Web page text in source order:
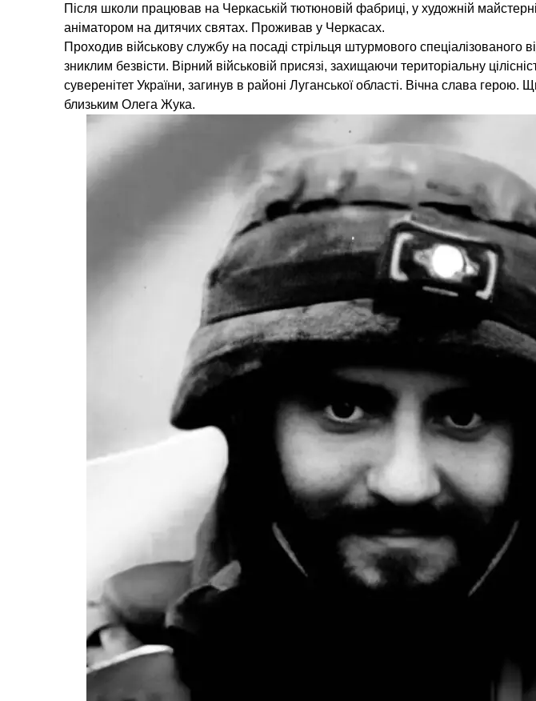
Після школи працював на Черкаській тютюновій фабриці, у художній
аніматором на дитячих святах. Проживав у Черкасах.
Проходив військову службу на посаді стрільця штурмового спеціалізованого
зниклим безвісти. Вірний військовій присязі, захищаючи територіальну
суверенітет України, загинув в районі Луганської області. Вічна слава герою.
близьким Олега Жука.